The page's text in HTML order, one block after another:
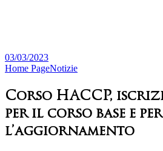
03/03/2023
Home PageNotizie
Corso HACCP,
per il corso base e per
l’aggiornamento